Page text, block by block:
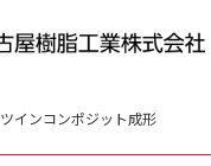
ツインコンポジット成形